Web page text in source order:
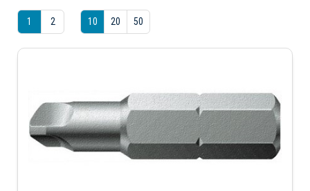
1 2 10 20 50